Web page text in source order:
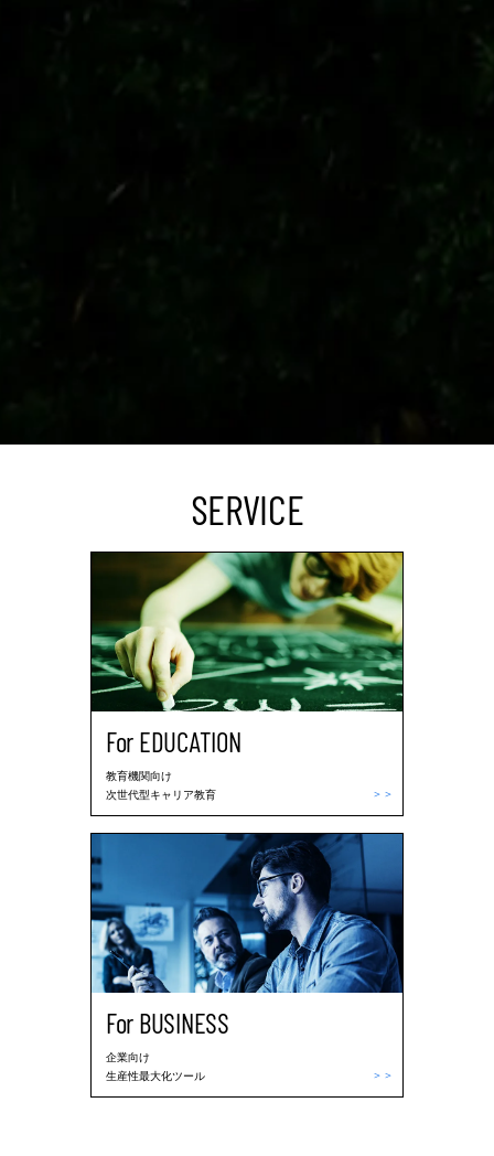
SERVICE
For EDUCATION
教育機関向け
次世代型キャリア教育
＞ ＞
For BUSINESS
企業向け
生産性最大化ツール
＞ ＞